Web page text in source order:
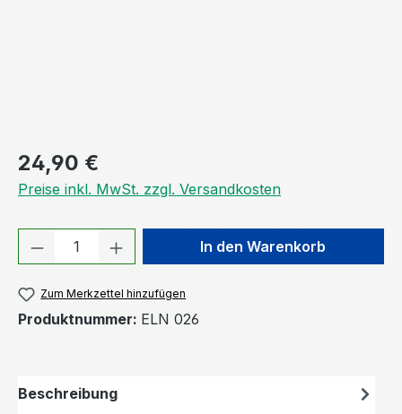
Regulärer Preis:
24,90 €
Preise inkl. MwSt. zzgl. Versandkosten
Produkt Anzahl: Gib denIn den Warenkorb
Zum Merkzettel hinzufügen
Produktnummer: ELN 026
Beschreibung